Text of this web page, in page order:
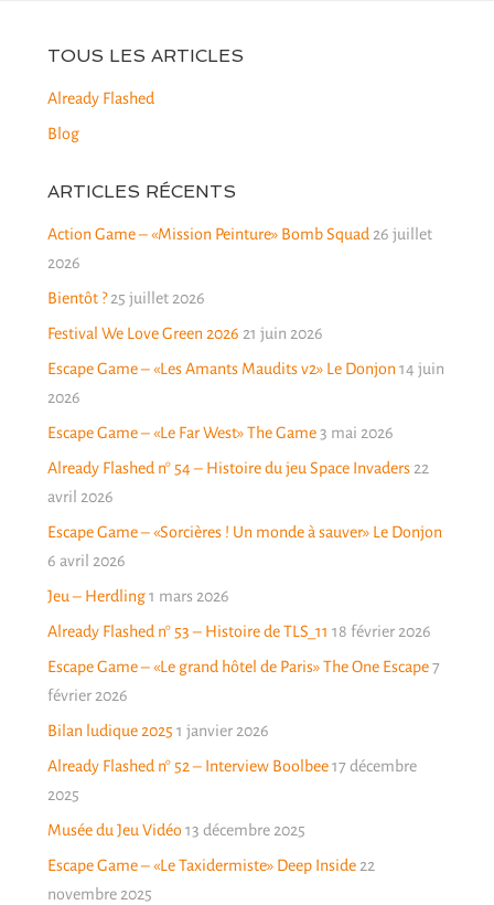
TOUS LES ARTICLES
Already Flashed
Blog
ARTICLES RÉCENTS
Action Game – «Mission Peinture» Bomb Squad 26 juillet
2026
Bientôt ? 25 juillet 2026
Festival We Love Green 2026 21 juin 2026
Escape Game – «Les Amants Maudits v2» Le Donjon 14 juin
2026
Escape Game – «Le Far West» The Game 3 mai 2026
Already Flashed n° 54 – Histoire du jeu Space Invaders 22
avril 2026
Escape Game – «Sorcières ! Un monde à sauver» Le Donjon
6 avril 2026
Jeu – Herdling 1 mars 2026
Already Flashed n° 53 – Histoire de TLS_11 18 février 2026
Escape Game – «Le grand hôtel de Paris» The One Escape 7
février 2026
Bilan ludique 2025 1 janvier 2026
Already Flashed n° 52 – Interview Boolbee 17 décembre
2025
Musée du Jeu Vidéo 13 décembre 2025
Escape Game – «Le Taxidermiste» Deep Inside 22
novembre 2025